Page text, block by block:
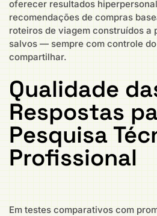
oferecer resultados
recomendações de compras
roteiros de viagem construídos a
salvos — sempre com controle
compartilhar.
Qualidade
Respostas
Pesquisa
Profissional
Em testes comparativos com